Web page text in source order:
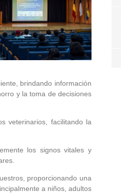
brindando información
y la toma de decisiones
veterinarios, facilitando la
los signos vitales y
proporcionando una
a niños, adultos